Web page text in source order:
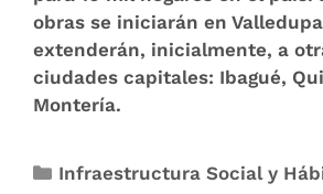
obras se iniciarán en
extenderán, inicialmente, a
ciudades capitales: Ibagué,
Montería.
Infraestructura Social y